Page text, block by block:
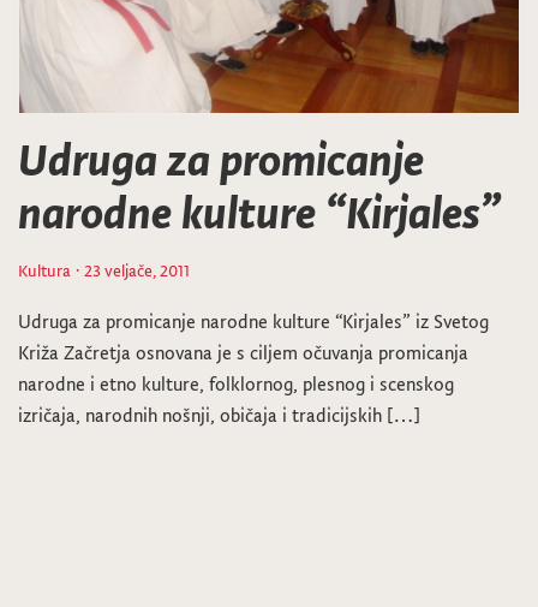
Udruga za promicanje
narodne kulture “Kirjales”
Kultura · 23 veljače, 2011
Udruga za promicanje narodne kulture “Kirjales” iz Svetog
Križa Začretja osnovana je s ciljem očuvanja promicanja
narodne i etno kulture, folklornog, plesnog i scenskog
izričaja, narodnih nošnji, običaja i tradicijskih […]